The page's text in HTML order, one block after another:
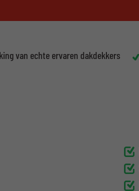
van echte ervaren dakdekkers